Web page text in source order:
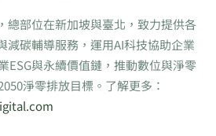
總部位在新加坡與臺北，致力提供各
減碳輔導服務，運用AI科技協助企業
ESG與永續價值鏈，推動數位與淨零
淨零排放目標。了解更多：